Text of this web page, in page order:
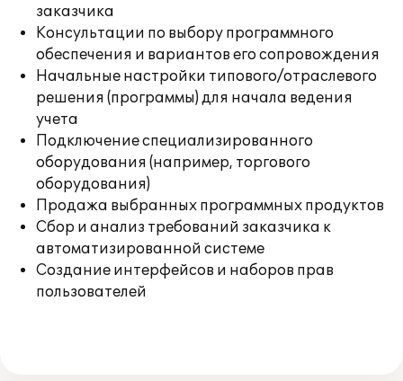
заказчика
Консультации по выбору программного
обеспечения и вариантов его сопровождения
Начальные настройки типового/отраслевого
решения (программы) для начала ведения
учета
Подключение специализированного
оборудования (например, торгового
оборудования)
Продажа выбранных программных продуктов
Сбор и анализ требований заказчика к
автоматизированной системе
Создание интерфейсов и наборов прав
пользователей